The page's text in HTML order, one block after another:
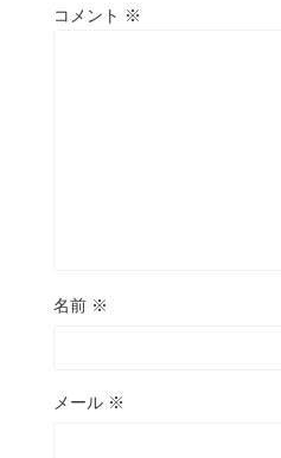
コメント ※
名前 ※
メール ※